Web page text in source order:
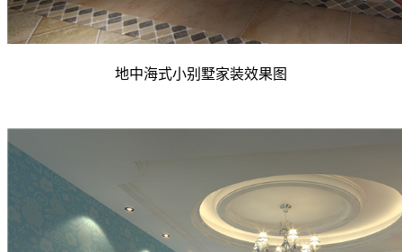
地中海式小别墅家装效果图